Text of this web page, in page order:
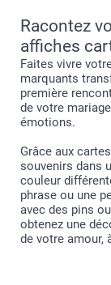
Racontez
affiches
Faites vivre
marquants
première
de votre
émotions.
Grâce aux
souvenirs dans
couleur
phrase ou une
avec des pins
obtenez une
de votre amour,